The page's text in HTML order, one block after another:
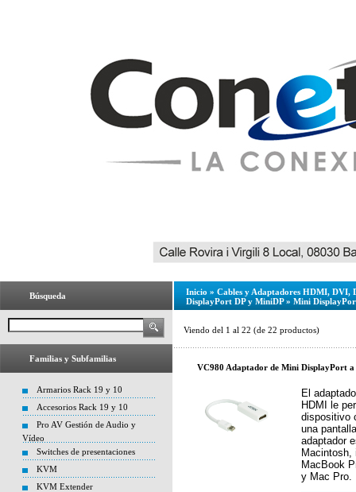
Búsqueda
Familias y Subfamilias
Armarios Rack 19 y 10
Accesorios Rack 19 y 10
Pro AV Gestión de Audio y
Vídeo
Switches de presentaciones
KVM
KVM Extender
Inicio » Cables y Adaptadores HDMI, DVI,
DisplayPort DP y MiniDP» Mini
Viendo del 1 al 22 (de 22 productos)
VC980 Adaptador de Mini DisplayPort
El
HDMI le
dispositivo
una
adaptador
Macintosh,
MacBook
y Mac Pro.